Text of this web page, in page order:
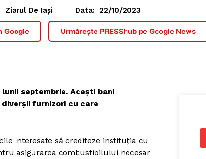
Ziarul De Iași Data: 22/10/2023
Google Urmărește PRESShub pe Google News
septembrie. Aceşti bani
furnizori cu care
interesate să crediteze instituţia cu
asigurarea combustibilului necesar